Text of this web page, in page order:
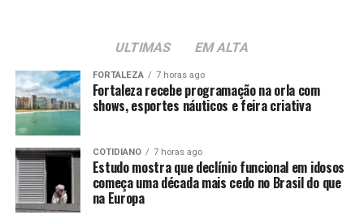
ULTIMAS EM ALTA
FORTALEZA 7 horas ago
Fortaleza recebe programação na orla com
shows, esportes náuticos e feira criativa
COTIDIANO 7 horas ago
Estudo mostra que declínio funcional em idosos
começa uma década mais cedo no Brasil do que
na Europa